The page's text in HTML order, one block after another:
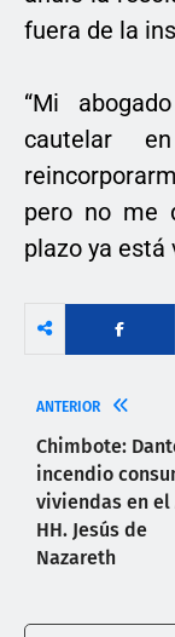
fuera de la
“Mi
cautelar
pero no me
plazo ya está
ANTERIOR
Chimbote:
incendio
viviendas en el
HH. Jesús de
Nazareth